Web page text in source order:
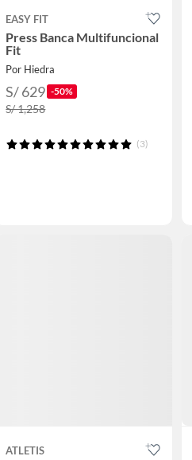
EASY FIT
Press Banca Multifuncional
Fit
Por Hiedra
S/ 629 -50%
S/ 1,258
(3)
ATLETIS